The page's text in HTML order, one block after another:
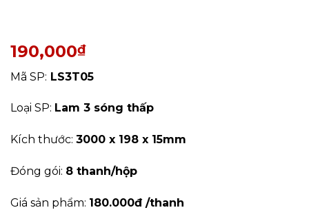
190,000₫
Mã SP: LS3T05
Loại SP: Lam 3 sóng thấp
Kích thước: 3000 x 198 x 15mm
Đóng gói: 8 thanh/hộp
Giá sản phẩm: 180.000đ /thanh